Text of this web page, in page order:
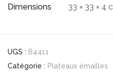
Dimensions 33 × 33 × 4
UGS : B4411
Catégorie : Plateaux émailles